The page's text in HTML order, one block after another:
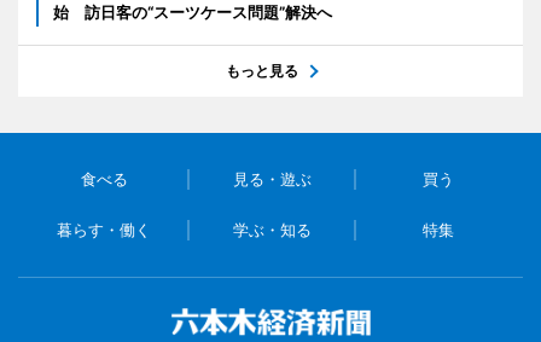
始 訪日客の“スーツケース問題”解決へ
もっと見る
食べる 見る・遊ぶ 買う
暮らす・働く 学ぶ・知る 特集